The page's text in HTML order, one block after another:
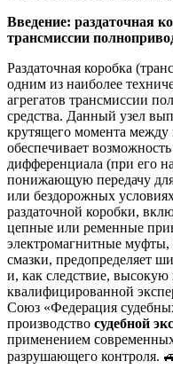
Введение: раздаточная
трансмиссии
Раздаточная коробка
одним из наиболее
агрегатов трансмиссии
средства. Данный узел
крутящего момента между
обеспечивает
дифференциала (при его
понижающую передачу
или бездорожных
раздаточной коробки,
цепные или ременные
электромагнитные
смазки, предопределяет
и, как следствие, высокую
квалифицированной
Союз «Федерация
производство судебной
применением
разрушающего контроля.